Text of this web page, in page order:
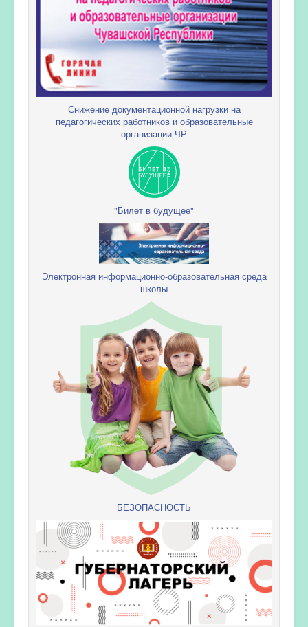
Снижение документационной нагрузки на
педагогических работников и образовательные
организации ЧР
"Билет в будущее"
Электронная информационно-образовательная среда
школы
БЕЗОПАСНОСТЬ